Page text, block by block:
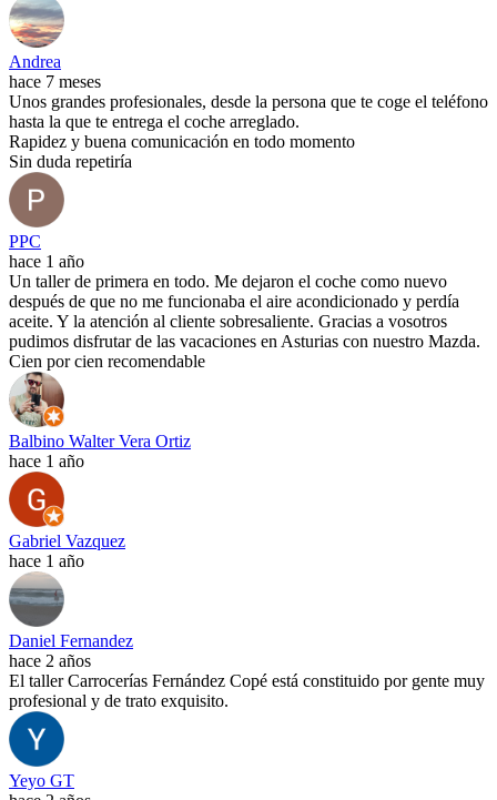
Andrea
hace 7 meses
Unos grandes profesionales, desde la persona que te coge el teléfono
hasta la que te entrega el coche arreglado.
Rapidez y buena comunicación en todo momento
Sin duda repetiría
PPC
hace 1 año
Un taller de primera en todo. Me dejaron el coche como nuevo
después de que no me funcionaba el aire acondicionado y perdía
aceite. Y la atención al cliente sobresaliente. Gracias a vosotros
pudimos disfrutar de las vacaciones en Asturias con nuestro Mazda.
Cien por cien recomendable
Balbino Walter Vera Ortiz
hace 1 año
Gabriel Vazquez
hace 1 año
Daniel Fernandez
hace 2 años
El taller Carrocerías Fernández Copé está constituido por gente muy
profesional y de trato exquisito.
Yeyo GT